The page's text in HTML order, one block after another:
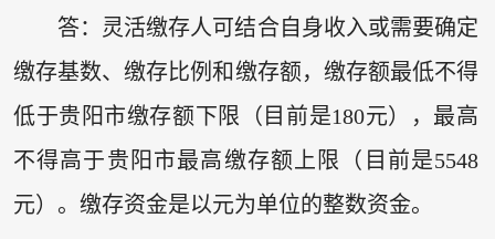
答：灵活缴存人可结合自身收入或需要确定
缴存基数、缴存比例和缴存额，缴存额最低不得
低于贵阳市缴存额下限（目前是180元），最高
不得高于贵阳市最高缴存额上限（目前是5548
元）。缴存资金是以元为单位的整数资金。